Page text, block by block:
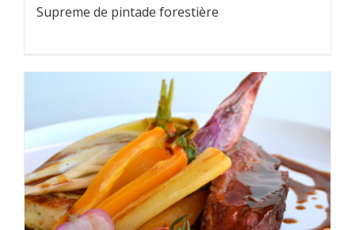
Supreme de pintade forestière